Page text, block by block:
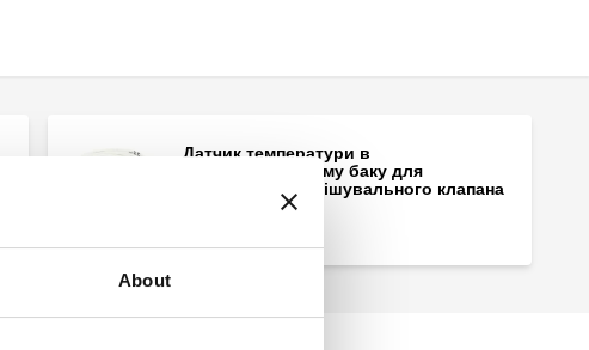
About
Датчик температури в
накопичувальному баку для
електронного змішувального клапана